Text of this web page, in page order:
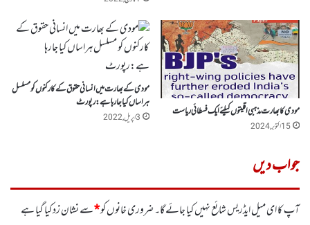
مودی کا بھارت مذہبی اقلیتوں کیلئے ایک فسطائی ریاست
15 اکتوبر, 2024
مودی کے بھارت میں انسانی حقوق کے کارکنوں کو مسلسل
ہراساں کیا جارہا ہے:رپورٹ
3 اپریل, 2022
جواب دیں
آپ کا ای میل ایڈریس شائع نہیں کیا جائے گا۔ضروری خانوں کو*سے نشان زد کیا گیا ہے